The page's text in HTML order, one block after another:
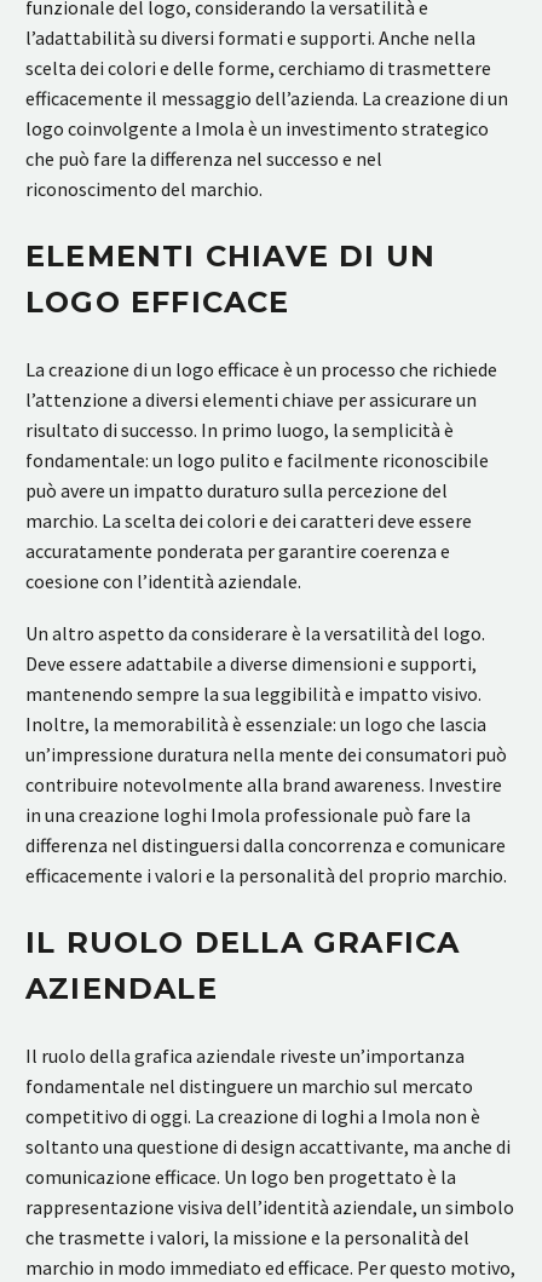
funzionale del logo, considerando la versatilità e
l’adattabilità su diversi formati e supporti. Anche nella
scelta dei colori e delle forme, cerchiamo di trasmettere
efficacemente il messaggio dell’azienda. La creazione di un
logo coinvolgente a Imola è un investimento strategico
che può fare la differenza nel successo e nel
riconoscimento del marchio.
ELEMENTI CHIAVE DI UN
LOGO EFFICACE
La creazione di un logo efficace è un processo che richiede
l’attenzione a diversi elementi chiave per assicurare un
risultato di successo. In primo luogo, la semplicità è
fondamentale: un logo pulito e facilmente riconoscibile
può avere un impatto duraturo sulla percezione del
marchio. La scelta dei colori e dei caratteri deve essere
accuratamente ponderata per garantire coerenza e
coesione con l’identità aziendale.
Un altro aspetto da considerare è la versatilità del logo.
Deve essere adattabile a diverse dimensioni e supporti,
mantenendo sempre la sua leggibilità e impatto visivo.
Inoltre, la memorabilità è essenziale: un logo che lascia
un’impressione duratura nella mente dei consumatori può
contribuire notevolmente alla brand awareness. Investire
in una creazione loghi Imola professionale può fare la
differenza nel distinguersi dalla concorrenza e comunicare
efficacemente i valori e la personalità del proprio marchio.
IL RUOLO DELLA GRAFICA
AZIENDALE
Il ruolo della grafica aziendale riveste un’importanza
fondamentale nel distinguere un marchio sul mercato
competitivo di oggi. La creazione di loghi a Imola non è
soltanto una questione di design accattivante, ma anche di
comunicazione efficace. Un logo ben progettato è la
rappresentazione visiva dell’identità aziendale, un simbolo
che trasmette i valori, la missione e la personalità del
marchio in modo immediato ed efficace. Per questo motivo,